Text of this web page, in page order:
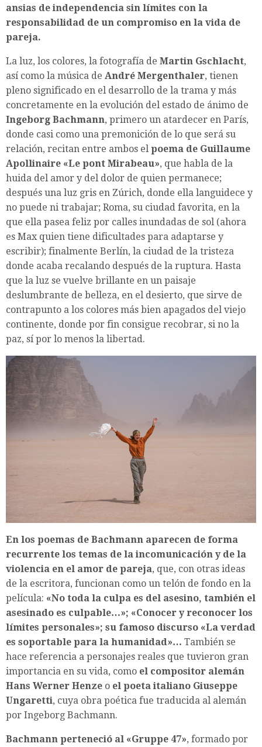
ansias de independencia sin límites con la
responsabilidad de un compromiso en la vida de
pareja.
La luz, los colores, la fotografía de Martin Gschlacht,
así como la música de André Mergenthaler, tienen
pleno significado en el desarrollo de la trama y más
concretamente en la evolución del estado de ánimo de
Ingeborg Bachmann, primero un atardecer en París,
donde casi como una premonición de lo que será su
relación, recitan entre ambos el poema de Guillaume
Apollinaire «Le pont Mirabeau», que habla de la
huida del amor y del dolor de quien permanece;
después una luz gris en Zúrich, donde ella languidece y
no puede ni trabajar; Roma, su ciudad favorita, en la
que ella pasea feliz por calles inundadas de sol (ahora
es Max quien tiene dificultades para adaptarse y
escribir); finalmente Berlín, la ciudad de la tristeza
donde acaba recalando después de la ruptura. Hasta
que la luz se vuelve brillante en un paisaje
deslumbrante de belleza, en el desierto, que sirve de
contrapunto a los colores más bien apagados del viejo
continente, donde por fin consigue recobrar, si no la
paz, sí por lo menos la libertad.
En los poemas de Bachmann aparecen de forma
recurrente los temas de la incomunicación y de la
violencia en el amor de pareja, que, con otras ideas
de la escritora, funcionan como un telón de fondo en la
película: «No toda la culpa es del asesino, también el
asesinado es culpable…»; «Conocer y reconocer los
límites personales»; su famoso discurso «La verdad
es soportable para la humanidad»… También se
hace referencia a personajes reales que tuvieron gran
importancia en su vida, como el compositor alemán
Hans Werner Henze o el poeta italiano Giuseppe
Ungaretti, cuya obra poética fue traducida al alemán
por Ingeborg Bachmann.
Bachmann perteneció al «Gruppe 47», formado por